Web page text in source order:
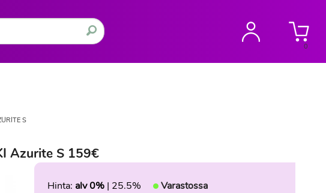
0
S
Azurite S 159€
Hinta: alv 0% | 25.5%
Varastossa